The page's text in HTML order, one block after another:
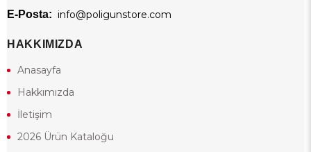
E-Posta: info@poligunstore.com
HAKKIMIZDA
Anasayfa
Hakkımızda
İletişim
2026 Ürün Kataloğu